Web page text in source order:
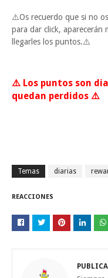
⚠️Os recuerdo que si no
para dar click, aparecerán
llegarles los puntos.⚠️
⚠️ Los puntos son
quedan perdidos ⚠️
Temas diarias
REACCIONES